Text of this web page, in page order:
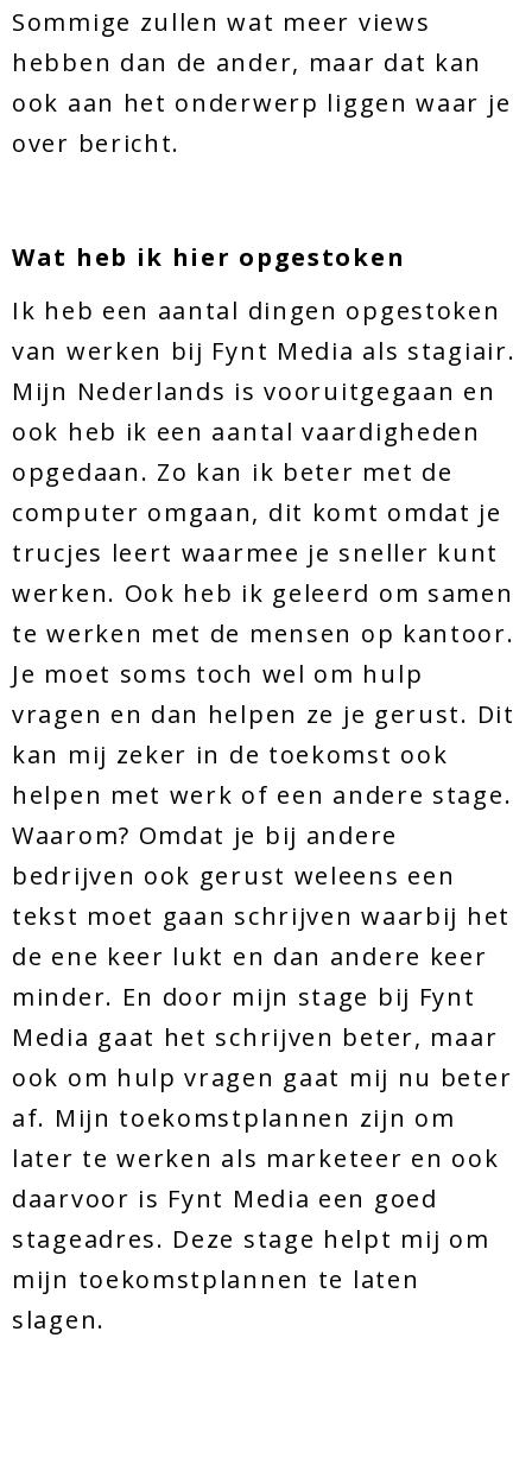
Sommige zullen wat meer views
hebben dan de ander, maar dat kan
ook aan het onderwerp liggen waar je
over bericht.
Wat heb ik hier opgestoken
Ik heb een aantal dingen opgestoken
van werken bij Fynt Media als stagiair.
Mijn Nederlands is vooruitgegaan en
ook heb ik een aantal vaardigheden
opgedaan. Zo kan ik beter met de
computer omgaan, dit komt omdat je
trucjes leert waarmee je sneller kunt
werken. Ook heb ik geleerd om samen
te werken met de mensen op kantoor.
Je moet soms toch wel om hulp
vragen en dan helpen ze je gerust. Dit
kan mij zeker in de toekomst ook
helpen met werk of een andere stage.
Waarom? Omdat je bij andere
bedrijven ook gerust weleens een
tekst moet gaan schrijven waarbij het
de ene keer lukt en dan andere keer
minder. En door mijn stage bij Fynt
Media gaat het schrijven beter, maar
ook om hulp vragen gaat mij nu beter
af. Mijn toekomstplannen zijn om
later te werken als marketeer en ook
daarvoor is Fynt Media een goed
stageadres. Deze stage helpt mij om
mijn toekomstplannen te laten
slagen.